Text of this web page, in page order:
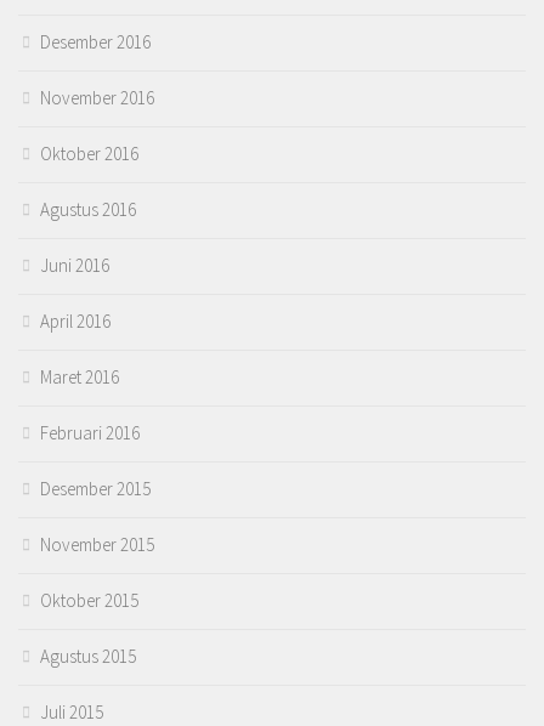
Desember 2016
November 2016
Oktober 2016
Agustus 2016
Juni 2016
April 2016
Maret 2016
Februari 2016
Desember 2015
November 2015
Oktober 2015
Agustus 2015
Juli 2015